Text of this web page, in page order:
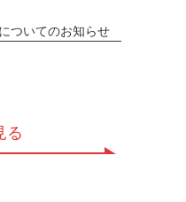
ついてのお知らせ
る